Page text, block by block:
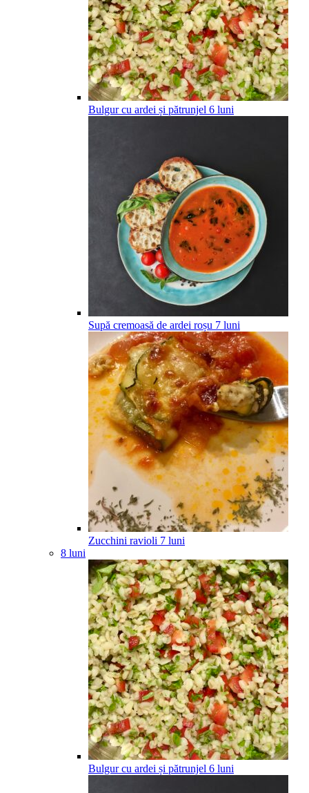
Bulgur cu ardei și pătrunjel 6 luni
Supă cremoasă de ardei roșu 7 luni
Zucchini ravioli 7 luni
8 luni
Bulgur cu ardei și pătrunjel 6 luni